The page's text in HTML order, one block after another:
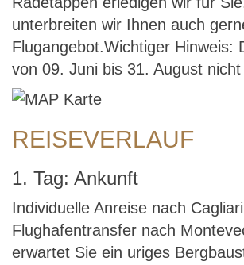
unterbreiten wir Ihnen auch
Flugangebot.Wichtiger Hinweis:
von 09. Juni bis 31. August nicht
REISEVERLAUF
1. Tag: Ankunft
Individuelle Anreise nach
Flughafentransfer nach
erwartet Sie ein uriges